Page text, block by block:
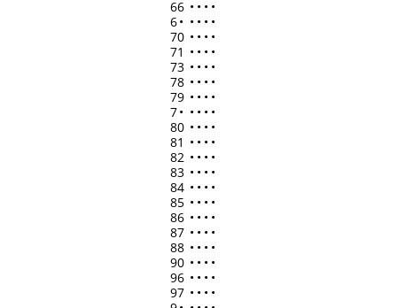
66 • • • •
6• • • • •
70 • • • •
71 • • • •
73 • • • •
78 • • • •
79 • • • •
7• • • • •
80 • • • •
81 • • • •
82 • • • •
83 • • • •
84 • • • •
85 • • • •
86 • • • •
87 • • • •
88 • • • •
90 • • • •
96 • • • •
97 • • • •